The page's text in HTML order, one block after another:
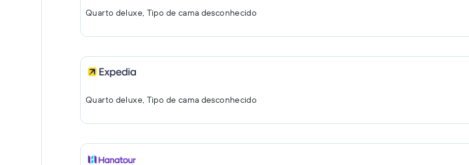
Quarto deluxe, Tipo de cama desconhecido
Quarto deluxe, Tipo de cama desconhecido